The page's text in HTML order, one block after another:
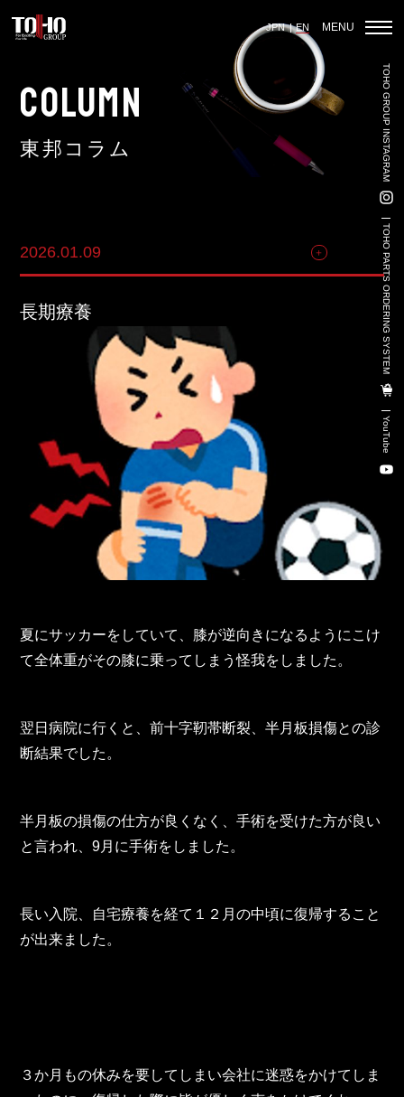
JPN EN MENU
Used Car Sales
Land-Based Aquaculture
Import And Export
Recruitment Consulting
Talent Placement Service
TOHO Holdings Co., Ltd.
TOHO Autofreude Co., Ltd.
Thonatik Co., Ltd.
TOHO Group Recruitment Information
TOHO Group News
Contact Us
TOHO GROUP INSTAGRAM
TOHO PARTS ORDERING SYSTEM
YouTube
COLUMN
東邦コラム
2026.01.09 その他
長期療養
夏にサッカーをしていて、膝が逆向きになるようにこけ
て全体重がその膝に乗ってしまう怪我をしました。
翌日病院に行くと、前十字靭帯断裂、半月板損傷との診
断結果でした。
半月板の損傷の仕方が良くなく、手術を受けた方が良い
と言われ、9月に手術をしました。
長い入院、自宅療養を経て１２月の中頃に復帰すること
が出来ました。
３か月もの休みを要してしまい会社に迷惑をかけてしま